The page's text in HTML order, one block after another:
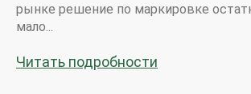
рынке решение по маркировке
мало...
Читать подробности